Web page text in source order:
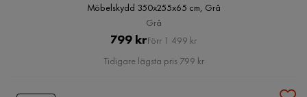
Möbelskydd 350x255x65 cm, Grå
Grå
Pris
799 kr Original
Pris
Förr 1 499 kr
Tidigare lägsta pris 799 kr